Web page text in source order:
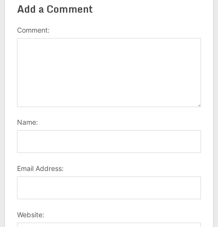
Add a Comment
Comment:
Name:
Email Address:
Website: